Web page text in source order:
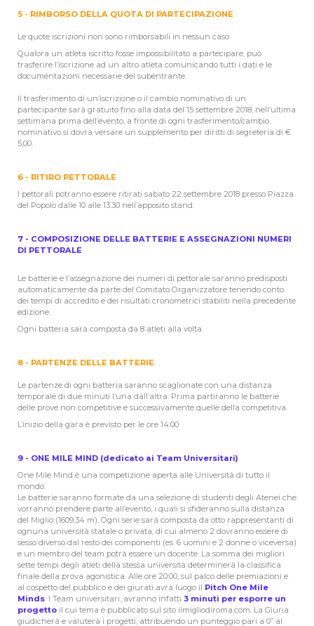
5 - RIMBORSO DELLA QUOTA DI PARTECIPAZIONE
Le quote iscrizioni non sono rimborsabili in nessun caso.
Qualora un atleta iscritto fosse impossibilitato a partecipare, può
trasferire l’iscrizione ad un altro atleta comunicando tutti i dati e le
documentazioni necessarie del subentrante.
Il trasferimento di un’iscrizione o il cambio nominativo di un
partecipante sarà gratuito fino alla data del 15 settembre 2018, nell’ultima
settimana prima dell’evento, a fronte di ogni trasferimento/cambio
nominativo si dovrà versare un supplemento per diritti di segreteria di €
5,00.
6 - RITIRO PETTORALE
I pettorali potranno essere ritirati sabato 22 settembre 2018 presso Piazza
del Popolo dalle 10 alle 13.30 nell’apposito stand.
7 - COMPOSIZIONE DELLE BATTERIE E ASSEGNAZIONI NUMERI
DI PETTORALE
Le batterie e l’assegnazione dei numeri di pettorale saranno predisposti
automaticamente da parte del Comitato Organizzatore tenendo conto
dei tempi di accredito e dei risultati cronometrici stabiliti nella precedente
edizione.
Ogni batteria sarà composta da 8 atleti alla volta.
8 - PARTENZE DELLE BATTERIE
Le partenze di ogni batteria saranno scaglionate con una distanza
temporale di due minuti l’una dall’altra. Prima partiranno le batterie
delle prove non competitive e successivamente quelle della competitiva.
L’inizio della gara è previsto per le ore 14:00
9 - ONE MILE MIND (dedicato ai Team Universitari)
One Mile Mind è una competizione aperta alle Università di tutto il
mondo.
Le batterie saranno formate da una selezione di studenti degli Atenei che
vorranno prendere parte all’evento, i quali si sfideranno sulla distanza
del Miglio (1609,34 m). Ogni serie sarà composta da otto rappresentanti di
ognuna università statale o privata, di cui almeno 2 dovranno essere di
sesso diverso dal resto dei componenti (es. 6 uomini e 2 donne o viceversa)
e un membro del team potrà essere un docente. La somma dei migliori
sette tempi degli atleti della stessa università determinerà la classifica
finale della prova agonistica. Alle ore 20:00, sul palco delle premiazioni e
al cospetto del pubblico e dei giurati avrà luogo il Pitch One Mile
Minds . I Team universitari, avranno infatti 3 minuti per esporre un
progetto il cui tema è pubblicato sul sito ilmigliodiroma.com. La Giuria
giudicherà e valuterà i progetti, attribuendo un punteggio pari a 0” al